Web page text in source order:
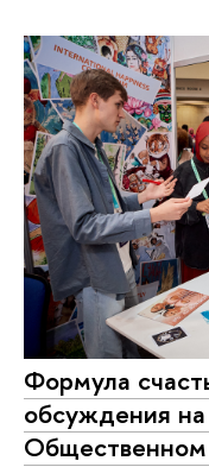
Формула
обсуждения